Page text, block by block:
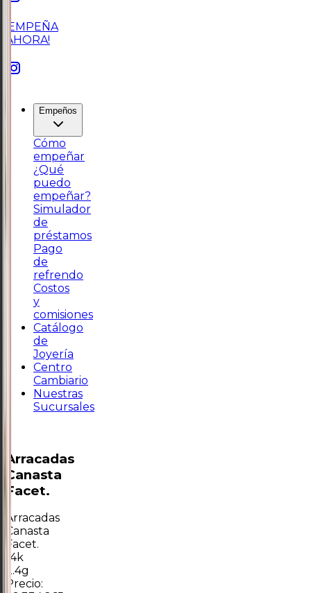
¡EMPEÑA
AHORA!
Empeños
Cómo
empeñar
¿Qué
puedo
empeñar?
Simulador
de
préstamos
Pago
de
refrendo
Costos
y
comisiones
Catálogo
de
Joyería
Centro
Cambiario
Nuestras
Sucursales
Arracadas
Canasta
Facet.
Arracadas
Canasta
Facet.
14k
2.4g
Precio: